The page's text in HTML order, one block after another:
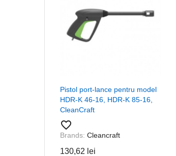
Pistol port-lance pentru model
HDR-K 46-16, HDR-K 85-16,
CleanCraft
favorite_border
Brands: Cleancraft
130,62 lei